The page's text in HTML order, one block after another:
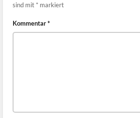
sind mit * markiert
Kommentar*